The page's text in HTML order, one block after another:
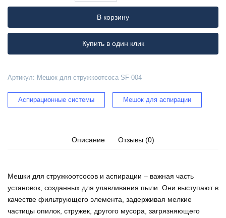
стружкоотсоса
SF-
004
В корзину
Купить в один клик
Артикул: Мешок для стружкоотсоса SF-004
Аспирационные системы Мешок для аспирации
Описание Отзывы (0)
Мешки для стружкоотсосов и аспирации – важная часть
установок, созданных для улавливания пыли. Они выступают в
качестве фильтрующего элемента, задерживая мелкие
частицы опилок, стружек, другого мусора, загрязняющего